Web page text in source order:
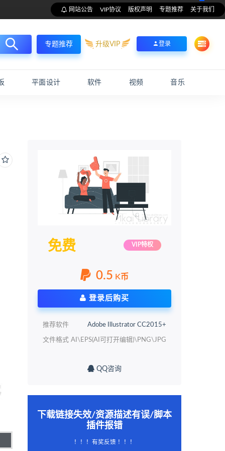
网站公告 VIP协议 版权声明 专题推荐 关于我们
专题推荐 升级VIP 登录
平面设计 软件 视频 音乐
免费 VIP特权
0.5 K币
登录后购买
推荐软件 Adobe Illustrator CC2015+
文件格式 AI\EPS(AI可打开编辑)\PNG\JPG
QQ咨询
下载链接失效/资源描述有误/脚本
插件报错
！！！有奖反馈 ！！！